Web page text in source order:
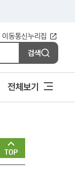
이동통신누리집
검색
전체보기
맨위로